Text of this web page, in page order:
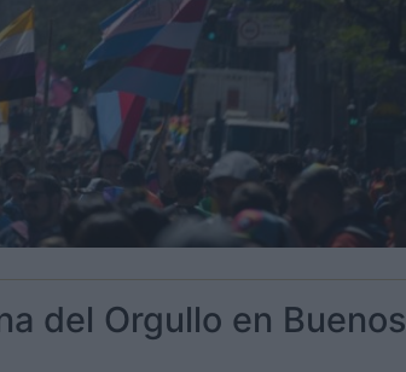
del Orgullo en Buenos